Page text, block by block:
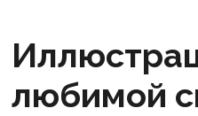
любимой